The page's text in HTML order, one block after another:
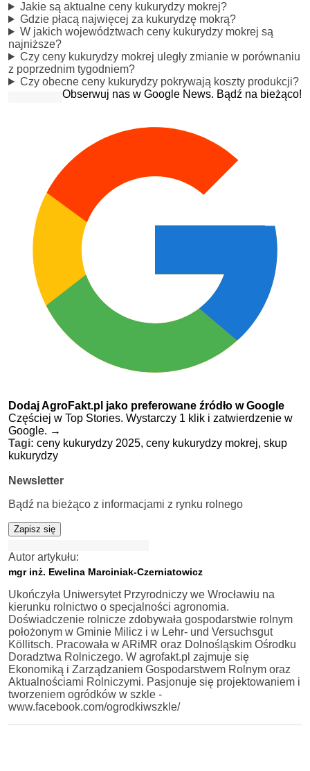
Jakie są aktualne ceny kukurydzy mokrej?
Gdzie płacą najwięcej za kukurydzę mokrą?
W jakich województwach ceny kukurydzy mokrej są
najniższe?
Czy ceny kukurydzy mokrej uległy zmianie w porównaniu
z poprzednim tygodniem?
Czy obecne ceny kukurydzy pokrywają koszty produkcji?
Obserwuj nas w Google News. Bądź na bieżąco!
Dodaj AgroFakt.pl jako preferowane źródło w Google
Częściej w Top Stories. Wystarczy 1 klik i zatwierdzenie w
Google. →
Tagi: ceny kukurydzy 2025, ceny kukurydzy mokrej, skup
kukurydzy
Newsletter
Bądź na bieżąco z informacjami z rynku rolnego
Zapisz się
Autor artykułu:
mgr inż. Ewelina Marciniak-Czerniatowicz
Ukończyła Uniwersytet Przyrodniczy we Wrocławiu na
kierunku rolnictwo o specjalności agronomia.
Doświadczenie rolnicze zdobywała gospodarstwie rolnym
położonym w Gminie Milicz i w Lehr- und Versuchsgut
Köllitsch. Pracowała w ARiMR oraz Dolnośląskim Ośrodku
Doradztwa Rolniczego. W agrofakt.pl zajmuje się
Ekonomiką i Zarządzaniem Gospodarstwem Rolnym oraz
Aktualnościami Rolniczymi. Pasjonuje się projektowaniem i
tworzeniem ogródków w szkle -
www.facebook.com/ogrodkiwszkle/